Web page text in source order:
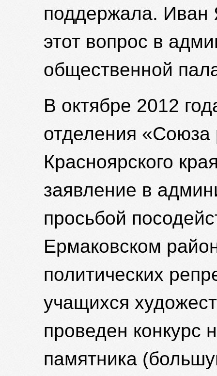
поддержала. Иван
этот вопрос в
общественной
В октябре 2012
отделения
Красноярского
заявление в
просьбой
Ермаковском
политических
учащихся
проведен конкурс
памятника